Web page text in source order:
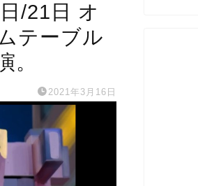
/21日 オ
テーブル
。
2021年3月16日